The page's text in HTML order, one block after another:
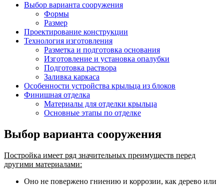
Выбор варианта сооружения
Формы
Размер
Проектирование конструкции
Технология изготовления
Разметка и подготовка основания
Изготовление и установка опалубки
Подготовка раствора
Заливка каркаса
Особенности устройства крыльца из блоков
Финишная отделка
Материалы для отделки крыльца
Основные этапы по отделке
Выбор варианта сооружения
Постройка имеет ряд значительных преимуществ перед
другими материалами:
Оно не повержено гниению и коррозии, как дерево или